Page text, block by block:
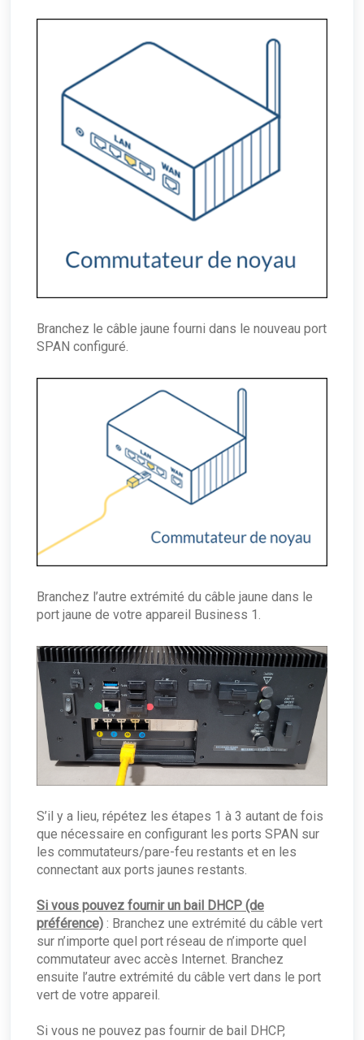
Branchez le câble jaune fourni dans le nouveau port
SPAN configuré.
Branchez l’autre extrémité du câble jaune dans le
port jaune de votre appareil Business 1.
S’il y a lieu, répétez les étapes 1 à 3 autant de fois
que nécessaire en configurant les ports SPAN sur
les commutateurs/pare-feu restants et en les
connectant aux ports jaunes restants.
Si vous pouvez fournir un bail DHCP (de
préférence) : Branchez une extrémité du câble vert
sur n’importe quel port réseau de n’importe quel
commutateur avec accès Internet. Branchez
ensuite l’autre extrémité du câble vert dans le port
vert de votre appareil.
Si vous ne pouvez pas fournir de bail DHCP,